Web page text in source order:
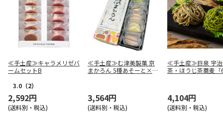
≪手土産≫キャラメリゼバ
ームセットB
3.0 （2）
2,592円
(送料別・税込)
≪手土産≫む津美製菓 京
まかろん 5種あそーと×2
3,564円
(送料別・税込)
≪手土産≫巨泉 宇
茶・ほうじ茶蕎麦「
4,104円
(送料別・税込)